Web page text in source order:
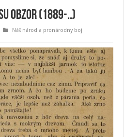
Obzor (1889-..)
Náš národ a pronárodny boj